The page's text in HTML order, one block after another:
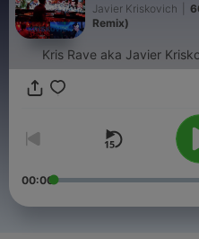
Javier Kriskovich
Remix)
Kris Rave aka Javier
00:00